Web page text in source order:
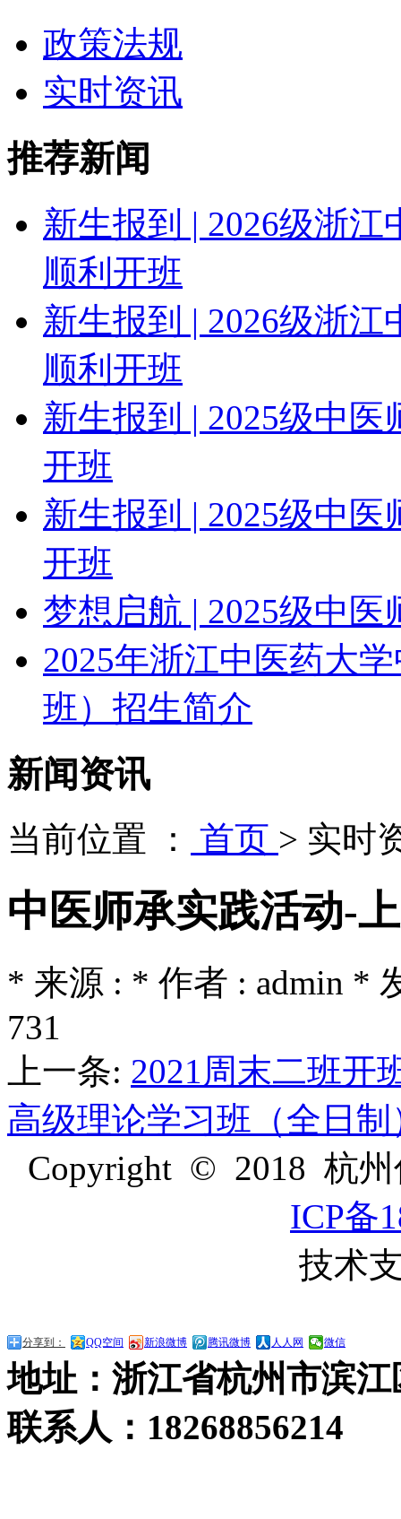
政策法规
实时资讯
推荐新闻
新生报到 | 2026级浙
顺利开班
新生报到 | 2026级浙
顺利开班
新生报到 | 2025级中
开班
新生报到 | 2025级中
开班
梦想启航 | 2025级中
2025年浙江中医药大
班）招生简介
新闻资讯
当前位置 ： 首页 > 实时
中医师承实践活动-
* 来源 : * 作者 : admin *
731
上一条: 2021周末二班开
高级理论学习班（全日制
Copyright © 2018 杭
ICP备
技术
分享到： QQ空间 新浪微博 腾讯微博 人人网 微信
地址：浙江省杭州市滨
联系人：18268856214